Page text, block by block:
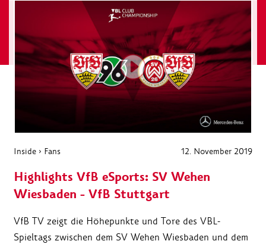
Inside › Fans 12. November 2019
Highlights VfB eSports: SV Wehen
Wiesbaden - VfB Stuttgart
VfB TV zeigt die Höhepunkte und Tore des VBL-
Spieltags zwischen dem SV Wehen Wiesbaden und dem